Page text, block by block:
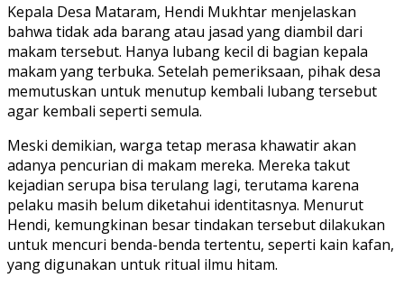
Kepala Desa Mataram, Hendi Mukhtar menjelaskan
bahwa tidak ada barang atau jasad yang diambil dari
makam tersebut. Hanya lubang kecil di bagian kepala
makam yang terbuka. Setelah pemeriksaan, pihak desa
memutuskan untuk menutup kembali lubang tersebut
agar kembali seperti semula.
Meski demikian, warga tetap merasa khawatir akan
adanya pencurian di makam mereka. Mereka takut
kejadian serupa bisa terulang lagi, terutama karena
pelaku masih belum diketahui identitasnya. Menurut
Hendi, kemungkinan besar tindakan tersebut dilakukan
untuk mencuri benda-benda tertentu, seperti kain kafan,
yang digunakan untuk ritual ilmu hitam.